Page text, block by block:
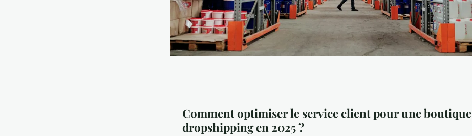
Comment optimiser le service client pour une boutique
dropshipping en 2025 ?